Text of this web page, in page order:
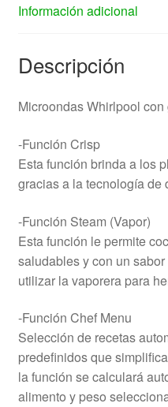
Información adicional
Descripción
Microondas Whirlpool
-Función Crisp
Esta función brinda a los
gracias a la tecnología de
-Función Steam (Vapor)
Esta función le permite
saludables y con un
utilizar la vaporera para
-Función Chef Menu
Selección de recetas
predefinidos que
la función se calculará
alimento y peso